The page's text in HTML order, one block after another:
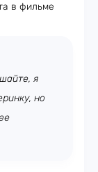
в фильме
я
но